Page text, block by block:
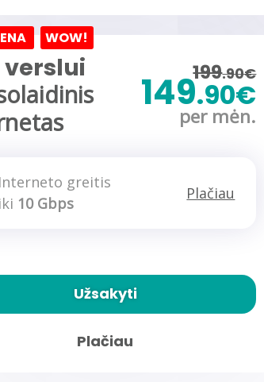
WOW!
verslui 199.90€
149.90€
per mėn.
Interneto greitis
iki 10 Gbps
Plačiau
Užsakyti
Plačiau